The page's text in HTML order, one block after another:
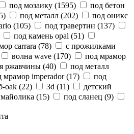
под мозаику (1595)
под бетон
) под металл (202)
под оникс
(105) под травертин (137)
под камень opal (51)
carrara (78)
с прожилками
волна wave (170)
под мрамор
ржавчины (40)
под металл
мрамор imperador (17)
под
oak (22) 3d (11)
детский
майолика (15) под сланец (9)